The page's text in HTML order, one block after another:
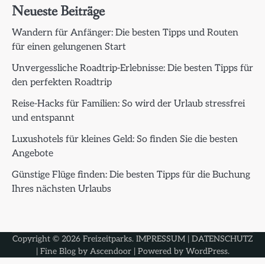
Neueste Beiträge
Wandern für Anfänger: Die besten Tipps und Routen
für einen gelungenen Start
Unvergessliche Roadtrip-Erlebnisse: Die besten Tipps für
den perfekten Roadtrip
Reise-Hacks für Familien: So wird der Urlaub stressfrei
und entspannt
Luxushotels für kleines Geld: So finden Sie die besten
Angebote
Günstige Flüge finden: Die besten Tipps für die Buchung
Ihres nächsten Urlaubs
Copyright © 2026 Freizeitparks. IMPRESSUM| DATENSCHUTZ
| Fine Blog by Ascendoor| Powered by WordPress.